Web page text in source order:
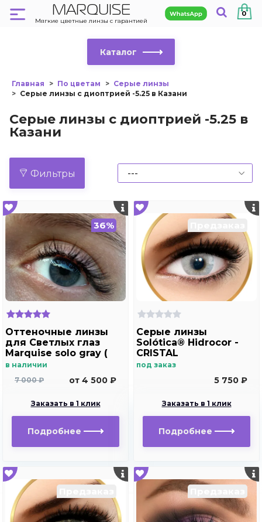
MARQUISE
Мягкие цветные линзы с гарантией
0
Каталог
Главная По цветам
Серые линзы
Серые линзы с диоптрией -5.25 в Казани
Серые линзы с диоптрией -5.25 в
Казани
Фильтры
36%
Оттеночные линзы
для Светлых глаз
Marquise solo gray (
без отверстия)
в наличии
7 000 ₽
от 4 500 ₽
Заказать в 1 клик
Подробнее
Серые линзы
Solótica® Hidrocor -
CRISTAL
под заказ
5 750 ₽
Заказать в 1 клик
Подробнее